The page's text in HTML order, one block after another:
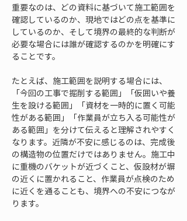
重要なのは、どの資料に基づいて施工範囲を
確認しているのか、現地ではどの点を基準に
しているのか、そして境界の最終的な判断が
必要な場合には誰が確認するのかを明確にす
ることです。
たとえば、施工範囲を説明する場合には、
「今回の工事で掘削する範囲」「仮囲いや養
生を設ける範囲」「資材を一時的に置く可能
性がある範囲」「作業員が立ち入る可能性が
ある範囲」を分けて伝えると理解されやすく
なります。近隣が不安に感じるのは、完成後
の構造物の位置だけではありません。施工中
に重機のバケットが近づくこと、仮設材が塀
の近くに置かれること、作業員が点検のため
に近くを通ることも、境界への不安につなが
ります。